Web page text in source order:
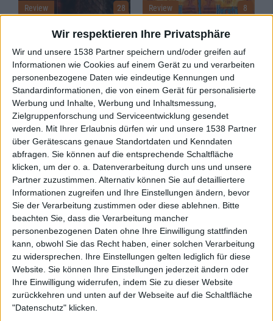
Wir respektieren Ihre Privatsphäre
Wir und unsere 1538 Partner speichern und/oder greifen auf
Informationen wie Cookies auf einem Gerät zu und verarbeiten
personenbezogene Daten wie eindeutige Kennungen und
Standardinformationen, die von einem Gerät für personalisierte
Werbung und Inhalte, Werbung und Inhaltsmessung,
Zielgruppenforschung und Serviceentwicklung gesendet
werden. Mit Ihrer Erlaubnis dürfen wir und unsere 1538 Partner
über Gerätescans genaue Standortdaten und Kenndaten
abfragen. Sie können auf die entsprechende Schaltfläche
klicken, um der o. a. Datenverarbeitung durch uns und unsere
Partner zuzustimmen. Alternativ können Sie auf detailliertere
Informationen zugreifen und Ihre Einstellungen ändern, bevor
Sie der Verarbeitung zustimmen oder diese ablehnen. Bitte
beachten Sie, dass die Verarbeitung mancher
personenbezogenen Daten ohne Ihre Einwilligung stattfinden
kann, obwohl Sie das Recht haben, einer solchen Verarbeitung
zu widersprechen. Ihre Einstellungen gelten lediglich für diese
Website. Sie können Ihre Einstellungen jederzeit ändern oder
Ihre Einwilligung widerrufen, indem Sie zu dieser Website
zurückkehren und unten auf der Webseite auf die Schaltfläche
"Datenschutz" klicken.
Review
Morbid Angel
28
Illud Divinum Insanus
Review
Morbid Angel
8
Heretic
9/10
Review
Morbid Angel
3
Formulas Fatal To The
Flesh
7/10
Review
Morbid Angel
Entangled In Chaos
Weitere Artikel zu Morbid Angel